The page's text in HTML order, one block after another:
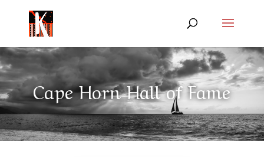
Cape Horn Hall of Fame